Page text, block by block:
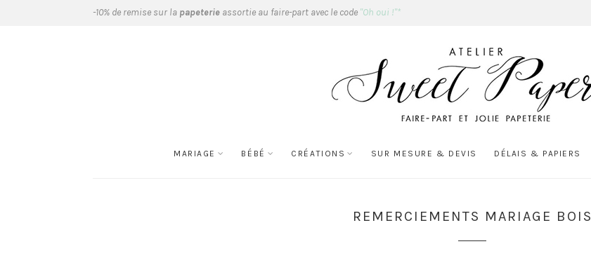
-10% de remise sur la papeterie assortie au faire-part avec le code "Oh oui !"*
MARIAGE BÉBÉ CRÉATIONS SUR MESURE & DEVIS DÉLAIS & PAPIERS
REMERCIEMENTS MARIAGE BOIS